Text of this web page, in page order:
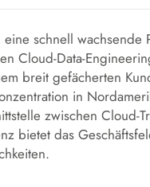
schnell wachsende
Cloud-Data-
breit gefächerten
in
zwischen Cloud-
bietet das